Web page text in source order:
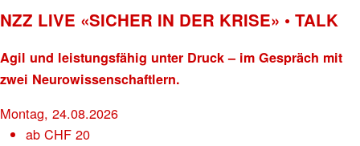
NZZ LIVE «SICHER IN DER KRISE» • TALK
Agil und leistungsfähig unter Druck – im Gespräch mit
zwei Neurowissenschaftlern.
Montag, 24.08.2026
abCHF 20